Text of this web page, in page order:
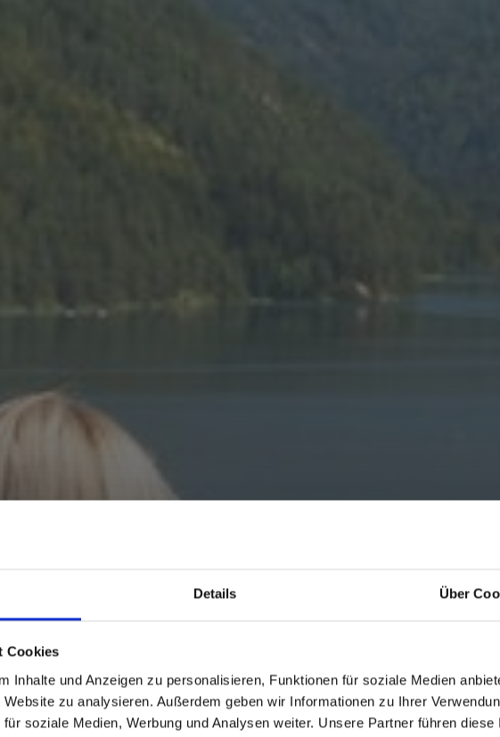
Details Über
Cookies
Inhalte und Anzeigen zu personalisieren, Funktionen für soziale Medien
zu analysieren. Außerdem geben wir Informationen zu Ihrer
soziale Medien, Werbung und Analysen weiter. Unsere Partner führen diese